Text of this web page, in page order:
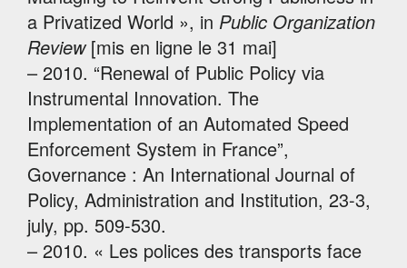
a Privatized World », in Public Organization
Review[mis en ligne le 31 mai]
– 2010. “Renewal of Public Policy via
Instrumental Innovation. The
Implementation of an Automated Speed
Enforcement System in France”,
Governance : An International Journal of
Policy, Administration and Institution, 23-3,
july, pp. 509-530.
– 2010. « Les polices des transports face